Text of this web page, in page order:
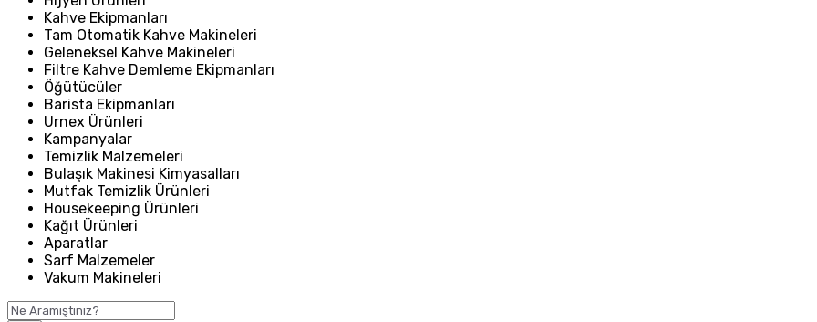
Kahve Ekipmanları
Tam Otomatik Kahve Makineleri
Geleneksel Kahve Makineleri
Filtre Kahve Demleme Ekipmanları
Öğütücüler
Barista Ekipmanları
Urnex Ürünleri
Kampanyalar
Temizlik Malzemeleri
Bulaşık Makinesi Kimyasalları
Mutfak Temizlik Ürünleri
Housekeeping Ürünleri
Kağıt Ürünleri
Aparatlar
Sarf Malzemeler
Vakum Makineleri